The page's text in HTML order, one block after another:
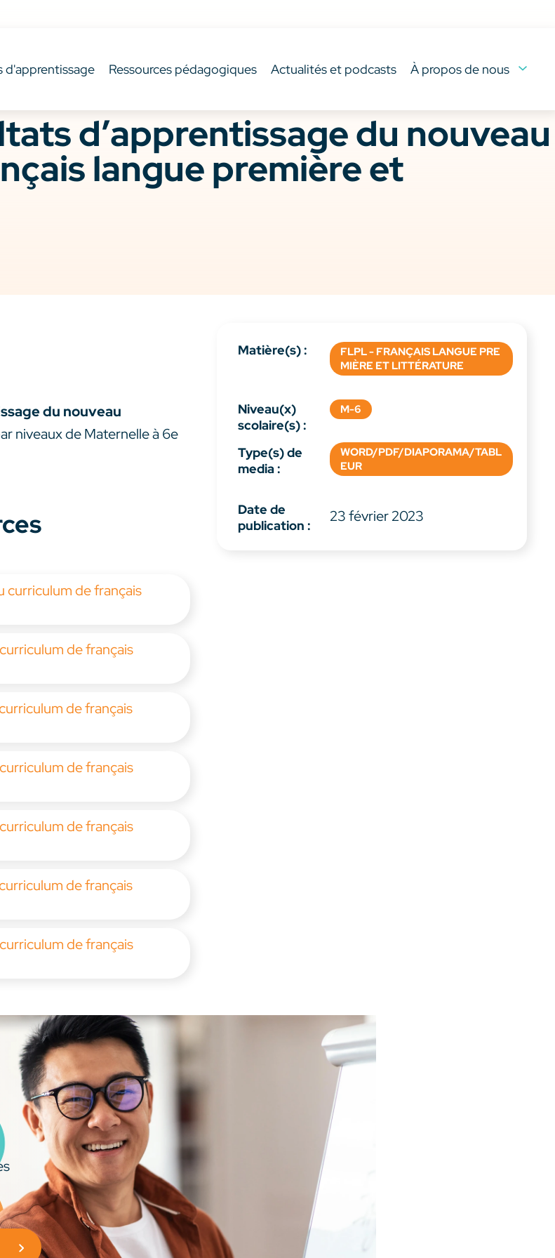
d'apprentissage Ressources pédagogiques Actualités et podcasts À propos de nous
d’apprentissage du nouveau
langue première et
du nouveau
niveaux de Maternelle à 6e
curriculum de français
de français
de français
de français
de français
de français
de français
Matière(s) :
FLPL - FRANÇAIS LANGUE PRE
MIÈRE ET LITTÉRATURE
Niveau(x)
scolaire(s) :
M-6
Type(s) de
media :
WORD/PDF/DIAPORAMA/TABL
EUR
Date de
publication :
23 février 2023